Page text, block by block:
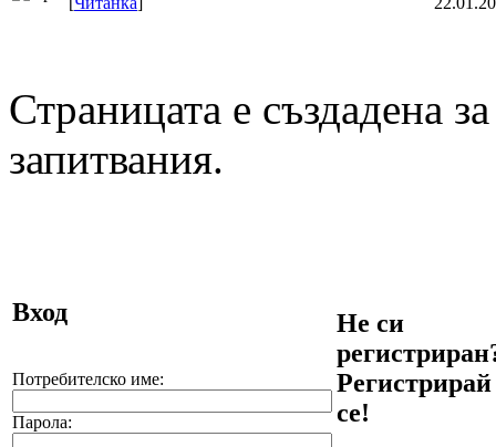
Страницата е създадена
запитвания.
Вход
Потребителско име:
Парола:
Не си
Регистрирай
се!